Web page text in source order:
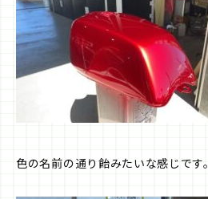
色の名前の通り飴みたいな感じです。